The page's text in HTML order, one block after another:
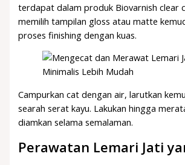
terdapat dalam produk Biovarnish clear
memilih tampilan gloss atau matte
proses finishing dengan kuas.
Campurkan cat dengan air, larutkan
searah serat kayu. Lakukan hingga
diamkan selama semalaman.
Perawatan Lemari Jati